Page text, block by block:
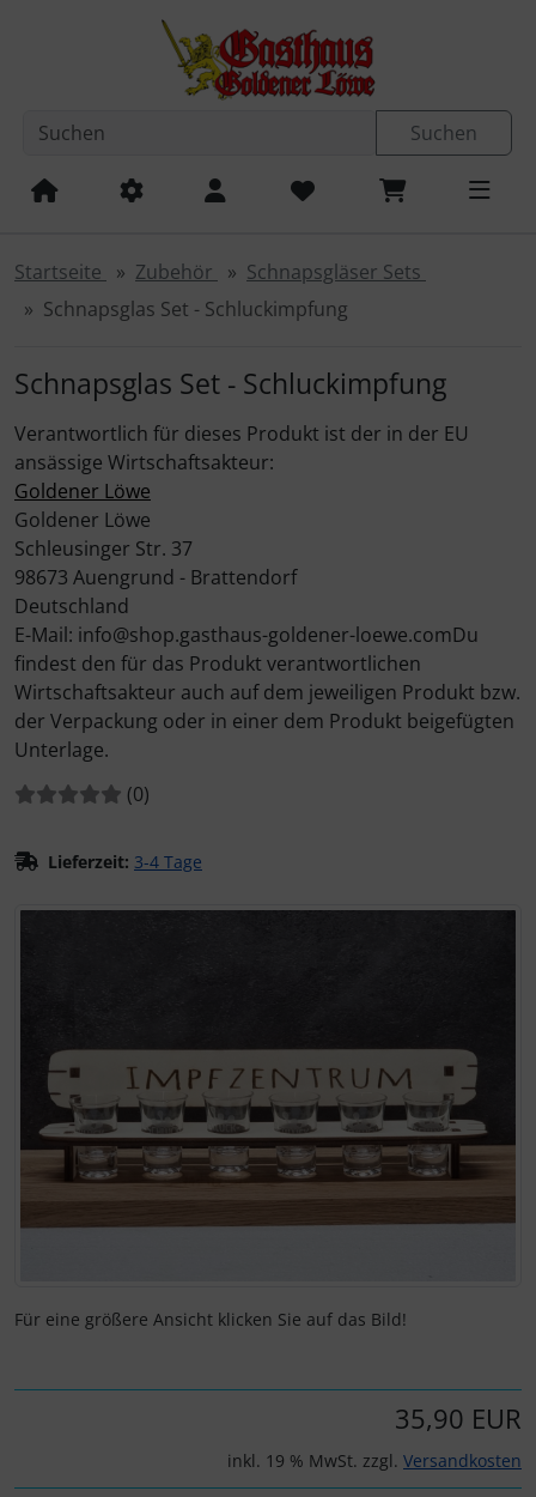
Sprungnavigation
Springe zum Inhalt
Suchen
Startseite Zubehör
Schnapsgläser Sets
Schnapsglas Set - Schluckimpfung
Schnapsglas Set - Schluckimpfung
Verantwortlich für dieses Produkt ist der in der EU
ansässige Wirtschaftsakteur:
Goldener Löwe
Goldener Löwe
Schleusinger Str. 37
98673 Auengrund - Brattendorf
Deutschland
E-Mail: info@shop.gasthaus-goldener-loewe.comDu
findest den für das Produkt verantwortlichen
Wirtschaftsakteur auch auf dem jeweiligen Produkt bzw.
der Verpackung oder in einer dem Produkt beigefügten
Unterlage.
Bewertungen:
(0Bewertungen
)
Lieferzeit: 3-4 Tage
Wenn mehr als ein Produktbild existiert, können Sie die
Für eine größere Ansicht klicken Sie auf das Bild!
35,90 EUR
inkl. 19 % MwSt. zzgl. Versandkosten